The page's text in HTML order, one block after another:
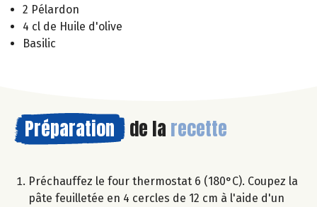
2 Pélardon
4 cl de Huile d'olive
Basilic
Préparation de la recette
Préchauffez le four thermostat 6 (180°C). Coupez la
pâte feuilletée en 4 cercles de 12 cm à l'aide d'un